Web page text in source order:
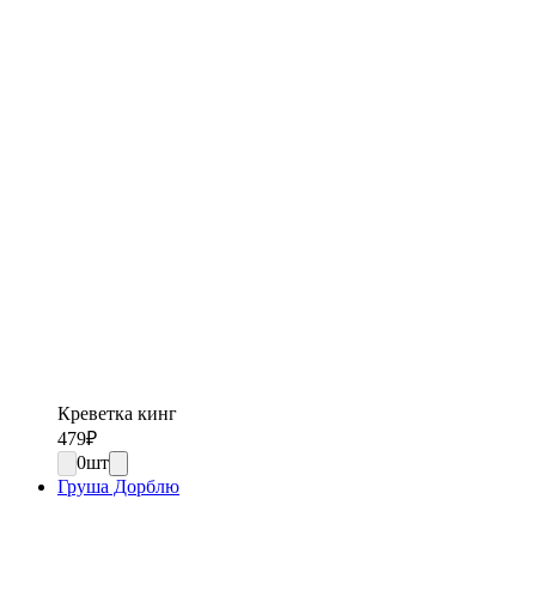
Креветка кинг
479₽
0шт
Груша Дорблю